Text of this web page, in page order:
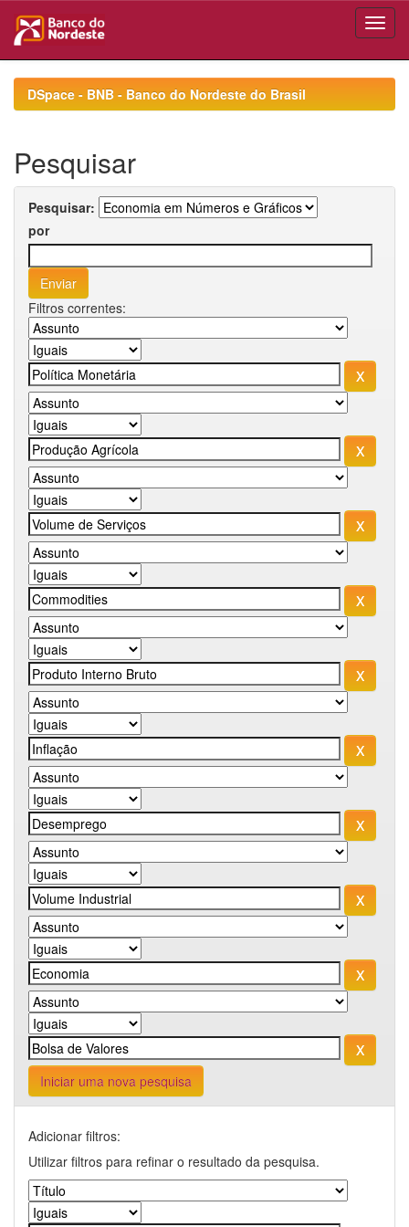
navigationDSpace - BNB - Banco do Nordeste do Brasil
Pesquisar
Pesquisar:
por
Filtros correntes:
Iniciar uma nova pesquisa
Adicionar filtros:
Utilizar filtros para refinar o resultado da pesquisa.